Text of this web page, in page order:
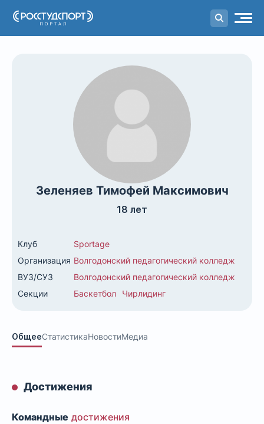
Порталстуденческого спорта
Зеленяев Тимофей Максимович
18 лет
Клуб
Sportage
Организация Волгодонский педагогический колледж
ВУЗ/СУЗ
Волгодонский педагогический колледж
Секции
Баскетбол Чирлидинг
ОбщееСтатистикаНовостиМедиа
Достижения
Командные достижения